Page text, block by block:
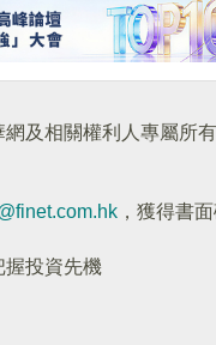
及相關權利人專屬所
，獲得書
握投資先機